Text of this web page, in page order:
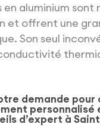
aluminium sont
et offrent une
Son seul
demande pour
personnalisé
d’expert à